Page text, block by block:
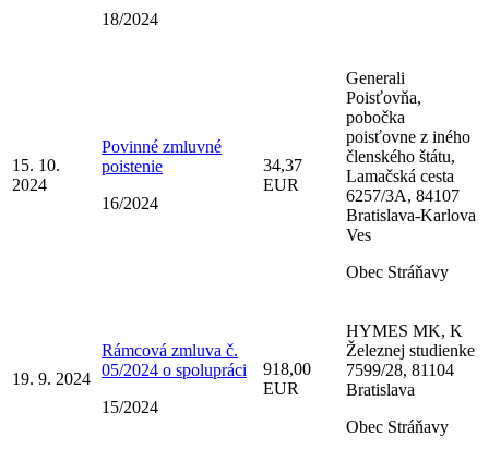
18/2024
15. 10.
2024
Povinné zmluvné
poistenie
16/2024
34,37
EUR
Generali
Poisťovňa,
pobočka
poisťovne z iného
členského štátu,
Lamačská cesta
6257/3A, 84107
Bratislava-Karlova
Ves
Obec Stráňavy
19. 9. 2024
Rámcová zmluva č.
05/2024 o spolupráci
15/2024
918,00
EUR
HYMES MK, K
Železnej studienke
7599/28, 81104
Bratislava
Obec Stráňavy